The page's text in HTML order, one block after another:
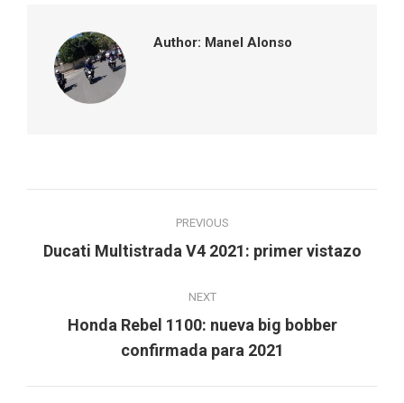
Author: Manel Alonso
navigation
PREVIOUS
Previous
Ducati Multistrada V4 2021: primer vistazo
NEXT
Next
post:
Honda Rebel 1100: nueva big bobber
confirmada para 2021